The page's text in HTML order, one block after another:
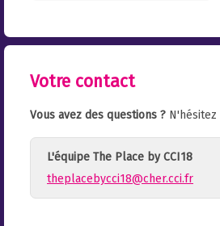
Votre contact
Vous avez des questions ?
L'équipe The Place by CCI18
theplacebycci18@cher.cci.fr